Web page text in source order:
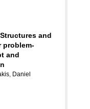
and
problem-
and
, Daniel